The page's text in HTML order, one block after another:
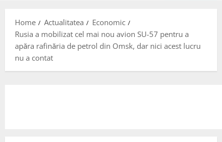
Home Actualitatea
Economic
​Rusia a mobilizat cel mai nou avion SU-57 pentru a
apăra rafinăria de petrol din Omsk, dar nici acest lucru
nu a contat